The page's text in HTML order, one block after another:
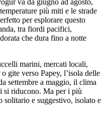
più miti e le strade
per esplorare questo
tra fiordi pacifici,
che dura fino a notte
marini, mercati locali,
gite verso Papey, l’isola delle
settembre a maggio, il clima
si riducono. Ma per i più
solitario e suggestivo, isolato e